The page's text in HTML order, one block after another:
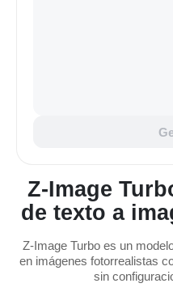
Z-Image
de texto a
Z-Image Turbo es un
en imágenes fotorrealistas
sin